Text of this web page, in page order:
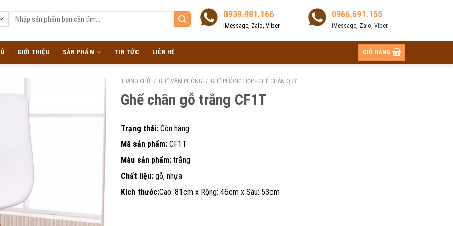
Tìm
kiếm:
0939.981.166
iMessage, Zalo, Viber
0966.691.155
iMessage, Zalo, Viber
GIỚI THIỆU SẢN PHẨM TIN TỨC LIÊN HỆ GIỎ HÀNG
TRANG CHỦ / GHẾ VĂN PHÒNG / GHẾ PHÒNG HỌP - GHẾ CHÂN QUỲ
Ghế chân gỗ trắng CF1T
Trạng thái: Còn hàng
Mã sản phẩm: CF1T
Màu sản phẩm: trắng
Chất liệu: gỗ, nhựa
Kích thước:Cao: 81cm x Rộng: 46cm x Sâu: 53cm